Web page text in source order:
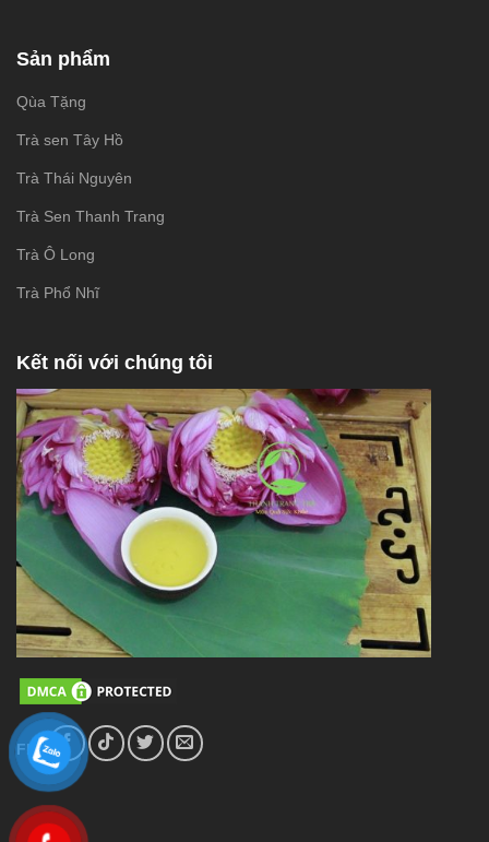
Sản phẩm
Qùa Tặng
Trà sen Tây Hồ
Trà Thái Nguyên
Trà Sen Thanh Trang
Trà Ô Long
Trà Phổ Nhĩ
Kết nối với chúng tôi
FL